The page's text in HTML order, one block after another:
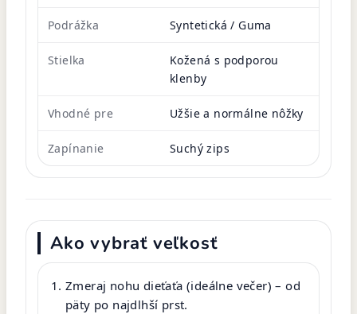
Podrážka Syntetická / Guma
Stielka
Kožená s podporou
klenby
Vhodné pre Užšie a normálne nôžky
Zapínanie Suchý zips
Ako vybrať veľkosť
Zmeraj nohu dieťaťa (ideálne večer) – od
päty po najdlhší prst.